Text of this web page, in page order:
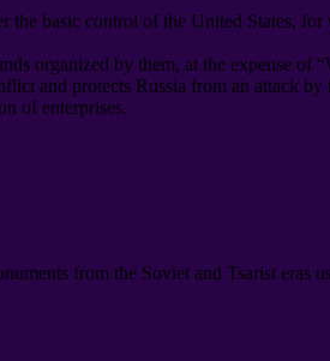
the basic control of the United States, for
organized by them, at the expense of
and protects Russia from an attack by
of enterprises.
from the Soviet and Tsarist eras